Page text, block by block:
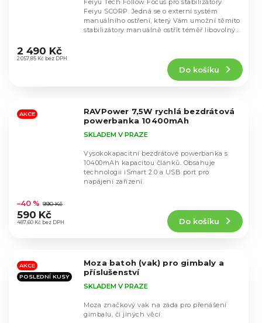
hodnocení
produktu
hvězdiček.
2 057,85 Kč bez DPH
2 490 Kč
Do košíku
Feiyu Tech Follow Focus pro stabilizátory
Feiyu SCORP. Jedná se o externí systém
manuálního ostření, který Vám umožní těmito
stabilizátory manuálně ostřit téměř libovolný...
AKCE
RAVPower 7,5W rychlá bezdrátová
powerbanka 10400mAh
hodnocení
produktu
je
hvězdiček.
SKLADEM V PRAZE
487,60 Kč bez DPH
–40 % 990 Kč
590 Kč
Do košíku
Vysokokapacitní bezdrátové powerbanka s
10400mAh kapacitou článků. Obsahuje
technologii iSmart 2.0 a USB port pro
napájení zařízení.
AKCE
POSLEDNÍ KUSY
Moza batoh (vak) pro gimbaly a
příslušenství
SKLADEM V PRAZE
Moza značkový vak na záda pro přenášení
gimbalu, či jiných věcí.